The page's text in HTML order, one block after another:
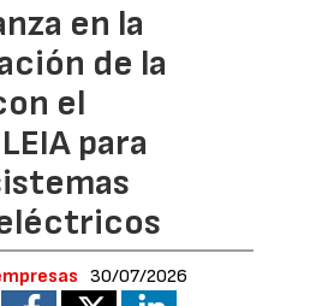
en la
de la
el
para
30/07/2026